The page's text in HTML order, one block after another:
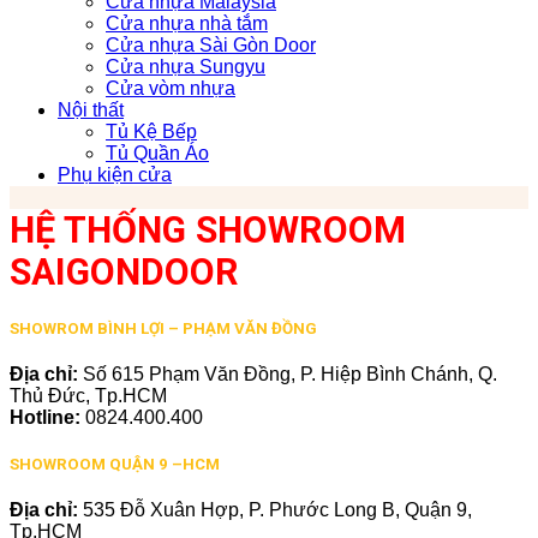
Cửa nhựa nhà tắm
Cửa nhựa Sài Gòn Door
Cửa nhựa Sungyu
Cửa vòm nhựa
Nội thất
Tủ Kệ Bếp
Tủ Quần Áo
Phụ kiện cửa
HỆ THỐNG SHOWROOM
SAIGONDOOR
SHOWROM BÌNH LỢI – PHẠM VĂN ĐỒNG
Địa chỉ: Số 615 Phạm Văn Đồng, P. Hiệp Bình Chánh, Q.
Thủ Đức, Tp.HCM
Hotline: 0824.400.400
SHOWROOM QUẬN 9 –HCM
Địa chỉ: 535 Đỗ Xuân Hợp, P. Phước Long B, Quận 9,
Tp.HCM